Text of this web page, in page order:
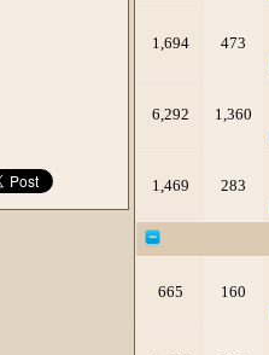
473
1,694
1,360
6,292
283
1,469
160
665